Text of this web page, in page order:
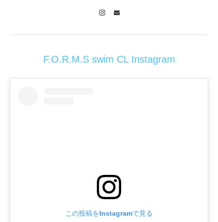
F.O.R.M.S swim CL Instagram
この投稿をInstagramで見る